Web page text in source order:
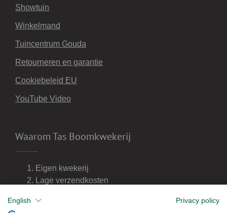
Showtuin
Winkelmand
Tuincentrum Gouda
Retourneren en garantie
Cookiebeleid EU
YouTube Video
Waarom Tas Boomkwekerij
Eigen kwekerij
Lage verzendkosten
Dealer van DCM meststoffen
English Privacy policy